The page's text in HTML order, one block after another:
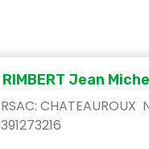
RIMBERT Jean
RSAC: CHATEAUROUX
391273216